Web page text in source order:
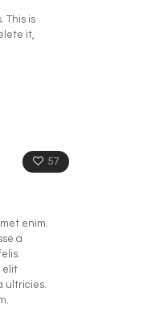
This is
it,
57
enim.
a
elit
ultricies.